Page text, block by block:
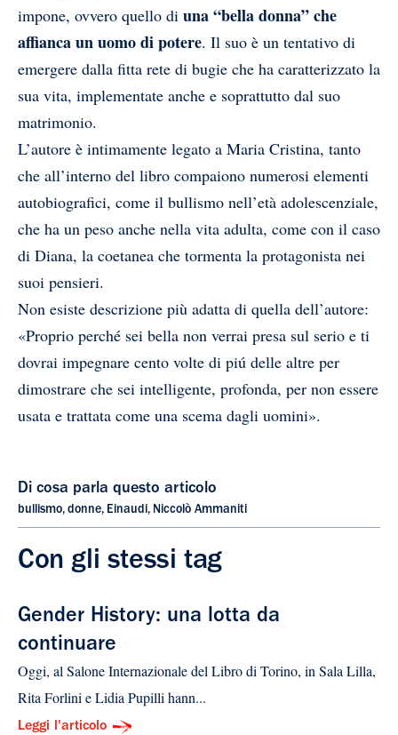
impone, ovvero quello di una “bella donna” che
affianca un uomo di potere. Il suo è un tentativo di
emergere dalla fitta rete di bugie che ha caratterizzato la
sua vita, implementate anche e soprattutto dal suo
matrimonio.
L’autore è intimamente legato a Maria Cristina, tanto
che all’interno del libro compaiono numerosi elementi
autobiografici, come il bullismo nell’età adolescenziale,
che ha un peso anche nella vita adulta, come con il caso
di Diana, la coetanea che tormenta la protagonista nei
suoi pensieri.
Non esiste descrizione più adatta di quella dell’autore:
«Proprio perché sei bella non verrai presa sul serio e ti
dovrai impegnare cento volte di piú delle altre per
dimostrare che sei intelligente, profonda, per non essere
usata e trattata come una scema dagli uomini».
Di cosa parla questo articolo
bullismo, donne, Einaudi, Niccolò Ammaniti
Con gli stessi tag
Gender History: una lotta da
continuare
Oggi, al Salone Internazionale del Libro di Torino, in Sala Lilla,
Rita Forlini e Lidia Pupilli hann...
Leggi l'articolo